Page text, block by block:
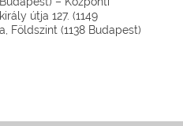
útja 127. (1149
Földszint (1138 Budapest)